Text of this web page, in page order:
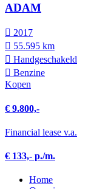
ADAM
2017
55.595 km
Hand­geschakeld
Benzine
Kopen
€ 9.800,-
Financial lease v.a.
€ 133,- p./m.
Home